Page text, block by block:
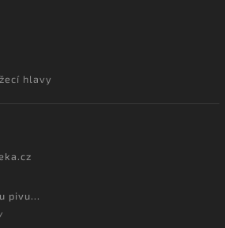
hlavy
pivu...